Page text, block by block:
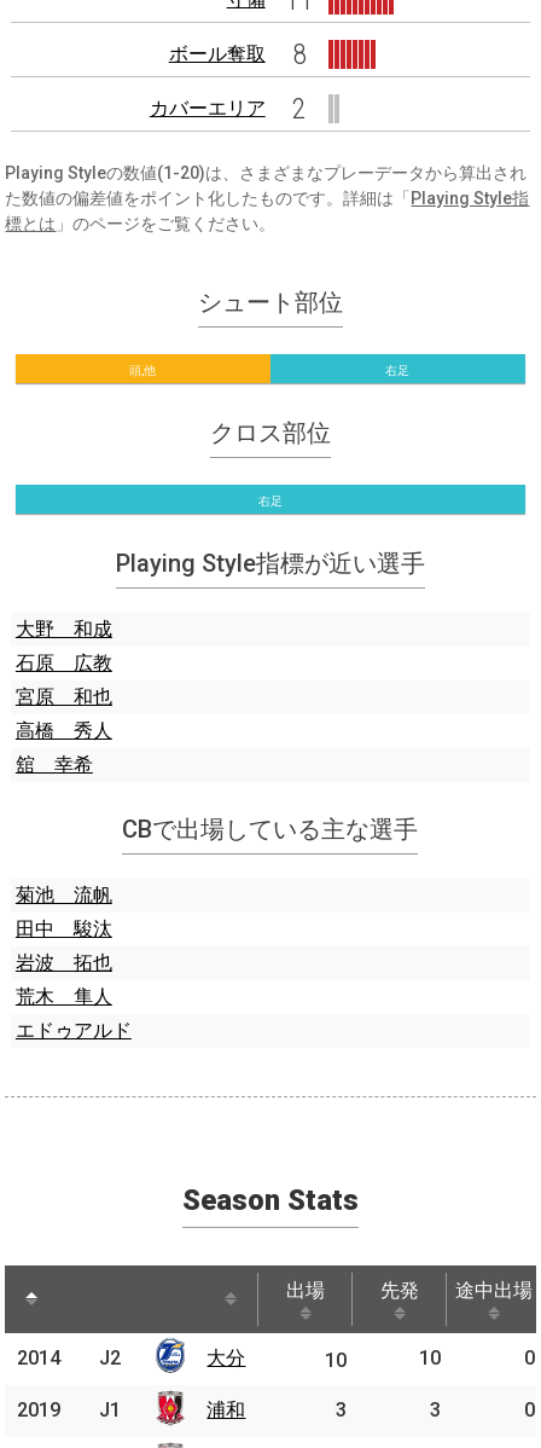
ボール奪取 8
カバーエリア 2
Playing Styleの数値(1-20)は、さまざまなプレーデータから算出され
た数値の偏差値をポイント化したものです。詳細は「 Playing Style指
標とは 」のページをご覧ください。
シュート部位
頭,他 右足
クロス部位
右足
Playing Style指標が近い選手
大野 和成
石原 広教
宮原 和也
高橋 秀人
舘 幸希
CBで出場している主な選手
菊池 流帆
田中 駿汰
岩波 拓也
荒木 隼人
エドゥアルド
Season Stats
出場 先発 途中出場
途中出場
2014 大分 10 10 0
2019 浦和 3 3 0
2014 J2 大分
2019 J1 浦和